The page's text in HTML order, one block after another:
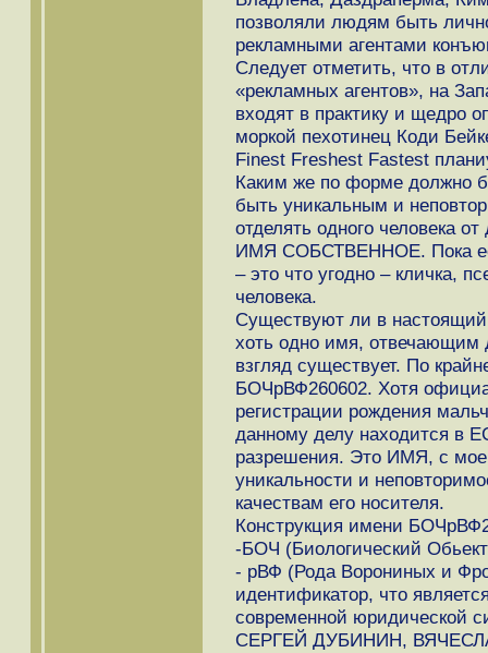
позволяли людям быть
рекламными агентами
Следует отметить, что в
«рекламных агентов», на
входят в практику и щедро
моркой пехотинец Коди
Finest Freshest Fastest
Каким же по форме
быть уникальным и
отделять одного человека
ИМЯ СОБСТВЕННОЕ. Пока
– это что угодно – кличка,
человека.
Существуют ли в
хоть одно имя,
взгляд существует. По
БОЧрВФ260602. Хотя
регистрации рождения
данному делу находится в
разрешения. Это ИМЯ, с
уникальности и
качествам его носителя.
Конструкция имени
-БОЧ (Биологический
- рВФ (Рода Ворониных и
идентификатор, что
современной юридической
СЕРГЕЙ ДУБИНИН,